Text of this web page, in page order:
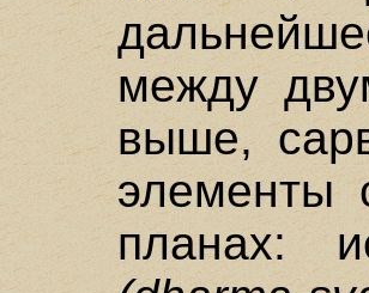
между
выше,
элементы
планах: